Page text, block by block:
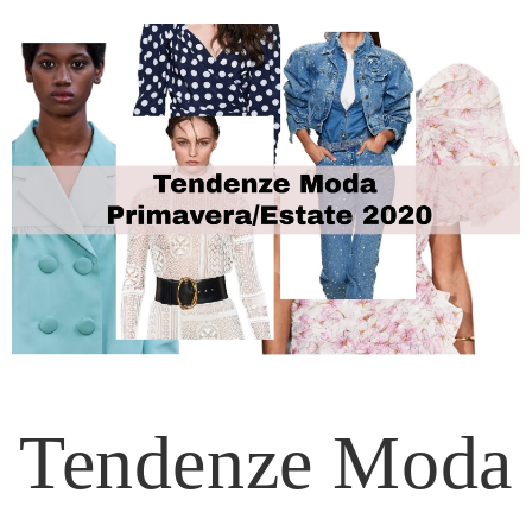
Tendenze Moda